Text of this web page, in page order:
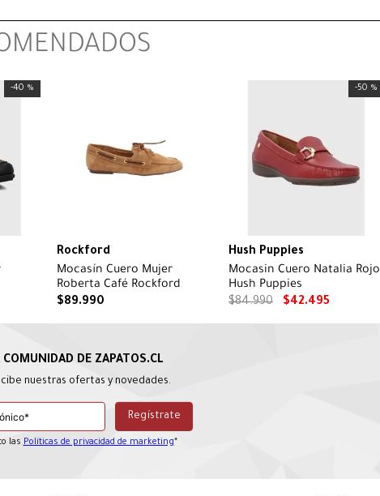
-40 %
Rockford
Mocasín Cuero Mujer
Roberta Café Rockford
$89.990
-50 %
Hush Puppies
Mocasin Cuero Natalia Rojo
Hush Puppies
$84.990 $42.495
nuestras ofertas y novedades.
las Políticas de privacidad de marketing*